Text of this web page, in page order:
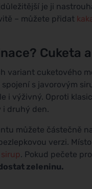
je ji
– můžete přidat
Cuketa
variant cuketového
spojení s javorovým
i výživný. Oproti
i druhý den.
můžete částečně
verzi.
. Pokud pečete
zeleninu.